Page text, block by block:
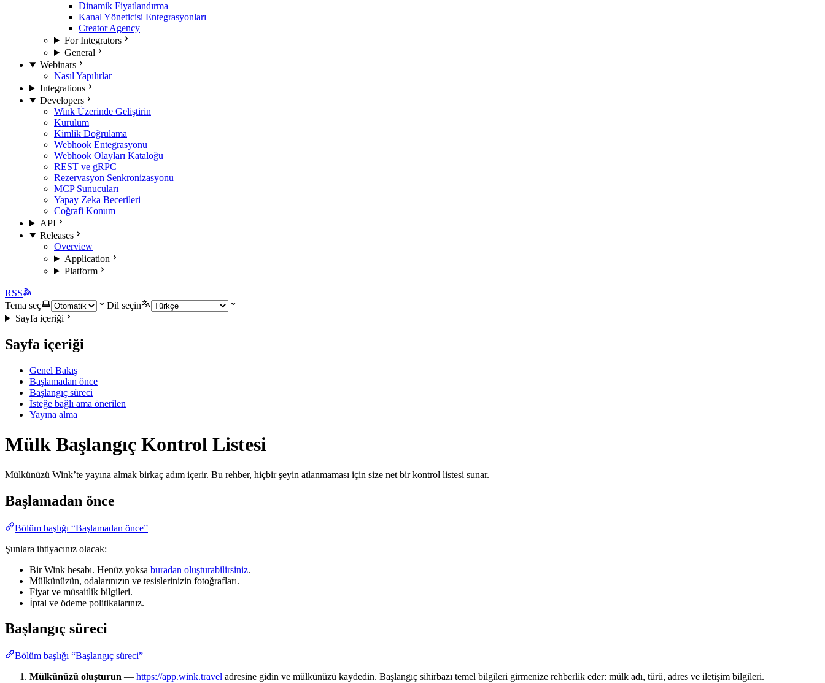
Dinamik Fiyatlandırma
Kanal Yöneticisi Entegrasyonları
Creator Agency
For Integrators
General
Webinars
Nasıl Yapılırlar
Integrations
Developers
Wink Üzerinde Geliştirin
Kurulum
Kimlik Doğrulama
Webhook Entegrasyonu
Webhook Olayları Kataloğu
REST ve gRPC
Rezervasyon Senkronizasyonu
MCP Sunucuları
Yapay Zeka Becerileri
Coğrafi Konum
API
Releases
Overview
Application
Platform
RSS
Tema seç
Dil seçin
Sayfa içeriği
Sayfa içeriği
Genel Bakış
Başlamadan önce
Başlangıç süreci
İsteğe bağlı ama önerilen
Yayına alma
Mülk Başlangıç Kontrol Listesi
Mülkünüzü Wink’te yayına almak birkaç adım içerir. Bu rehber, hiçbir şeyin atlanmaması için size net bir kontrol listesi sunar.
Başlamadan önce
Bölüm başlığı “Başlamadan önce”
Şunlara ihtiyacınız olacak:
Bir Wink hesabı. Henüz yoksa buradan oluşturabilirsiniz.
Mülkünüzün, odalarınızın ve tesislerinizin fotoğrafları.
Fiyat ve müsaitlik bilgileri.
İptal ve ödeme politikalarınız.
Başlangıç süreci
Bölüm başlığı “Başlangıç süreci”
Mülkünüzü oluşturun — https://app.wink.travel adresine gidin ve mülkünüzü kaydedin. Başlangıç sihirbazı temel bilgileri girmenize rehberlik eder: mülk adı, türü, adres ve iletişim bilgileri.